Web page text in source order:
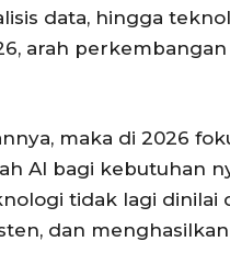
data, hingga
arah
maka di 2026
AI bagi kebutuhan
tidak lagi dinilai
dan